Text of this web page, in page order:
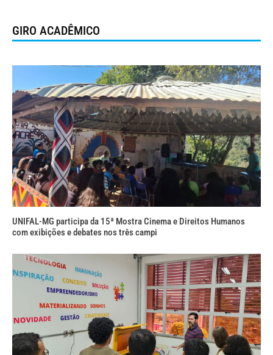
GIRO ACADÊMICO
UNIFAL-MG participa da 15ª Mostra Cinema e Direitos Humanos
com exibições e debates nos três campi